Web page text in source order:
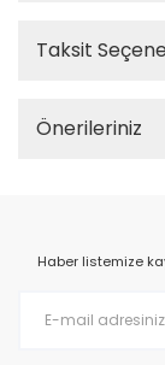
Taksit
Önerileriniz
Haber listemize